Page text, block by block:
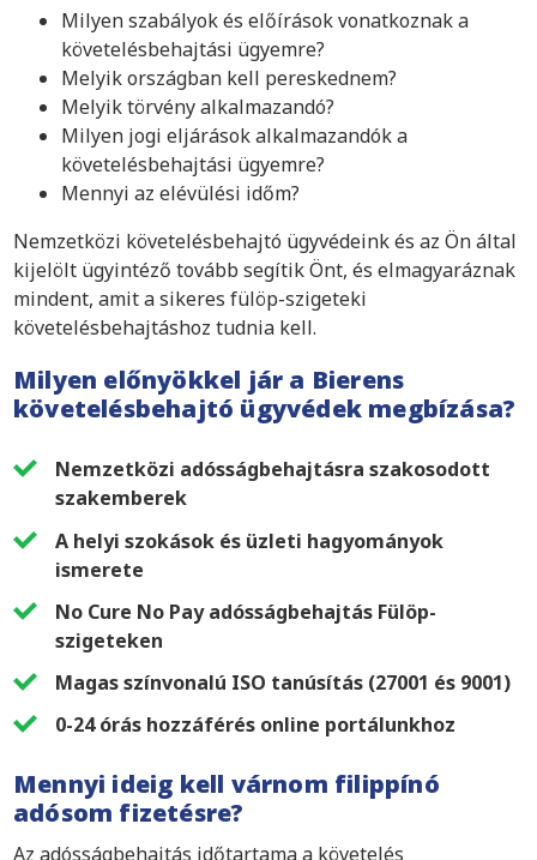
Milyen szabályok és előírások vonatkoznak a
követelésbehajtási ügyemre?
Melyik országban kell pereskednem?
Melyik törvény alkalmazandó?
Milyen jogi eljárások alkalmazandók a
követelésbehajtási ügyemre?
Mennyi az elévülési időm?
Nemzetközi követelésbehajtó ügyvédeink és az Ön által
kijelölt ügyintéző tovább segítik Önt, és elmagyaráznak
mindent, amit a sikeres fülöp-szigeteki
követelésbehajtáshoz tudnia kell.
Milyen előnyökkel jár a Bierens
követelésbehajtó ügyvédek megbízása?
Nemzetközi adósságbehajtásra szakosodott
szakemberek
A helyi szokások és üzleti hagyományok
ismerete
No Cure No Pay adósságbehajtás Fülöp-
szigeteken
Magas színvonalú ISO tanúsítás (27001 és 9001)
0-24 órás hozzáférés online portálunkhoz
Mennyi ideig kell várnom filippínó
adósom fizetésre?
Az adósságbehajtás időtartama a követelés